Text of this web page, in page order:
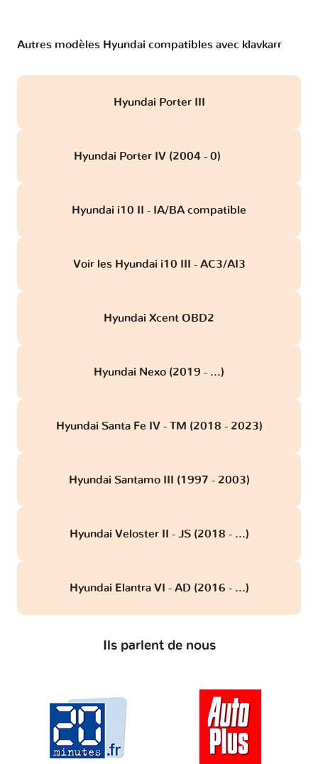
Autres modèles Hyundai compatibles avec klavkarr
Hyundai Porter III
Hyundai Porter IV (2004 - 0)
Hyundai i10 II - IA/BA compatible
Voir les Hyundai i10 III - AC3/AI3
Hyundai Xcent OBD2
Hyundai Nexo (2019 - ...)
Hyundai Santa Fe IV - TM (2018 - 2023)
Hyundai Santamo III (1997 - 2003)
Hyundai Veloster II - JS (2018 - ...)
Hyundai Elantra VI - AD (2016 - ...)
Ils parlent de nous